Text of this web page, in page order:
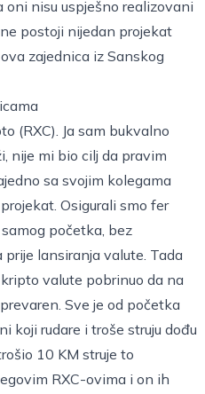
nisu uspješno realizovani
postoji nijedan projekat
zajednica iz Sanskog
(RXC). Ja sam bukvalno
nije mi bio cilj da pravim
sa svojim kolegama
Osigurali smo fer
početka, bez
lansiranja valute. Tada
valute pobrinuo da na
Sve je od početka
koji rudare i troše struju dođu
10 KM struje to
RXC-ovima i on ih